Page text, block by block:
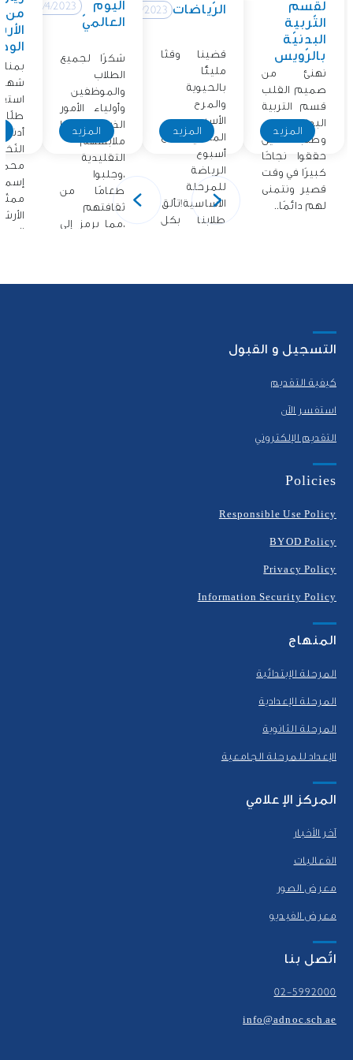
لقسم
التّربية
البدنيّة
بالرّويس
نهنئ من
صميم القلب
قسم التربية
البدنية
وطلابنا الذين
حققوا نجاحًا
كبيرًا في وقت
قصير ونتمنى
لهم دائمًا..
المزيد
الرّياضات 12/4/2023
قضينا وقتًا
مليئًا
بالحيوية
والمرح
الأسبوع
الماضي مع
أسبوع
الرياضة
للمرحلة
الأساسية!تألق
طلابنا بكل
المزيد
اليوم
العالميّ
12/4/2023
شكرًا لجميع
الطلاب
والموظفين
وأولياء الأمور
الذين ارتدوا
ملابسهم
التقليدية
،وجلبوا
طعامًا من
ثقافتهم
،مما يرمز إلى
المزيد
من
شهر
التسجيل و القبول
كيفية التقديم
استفسر الآن
التقديم الإلكتروني
Policies
Responsible Use Policy
BYOD Policy
Privacy Policy
Information Security Policy
المنهاج
المرحلة الإبتدائية
المرحلة الإعدادية
المرحلة الثانوية
الإعداد للمرحلة الجامعية
المركز الإعلامي
آخر الأخبار
الفعاليات
معرض الصور
معرض الفيديو
اتّصل بنا
02-5992000
info@adnoc.sch.ae